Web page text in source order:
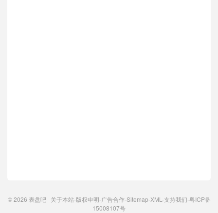
© 2026 表盘吧 关于本站-版权申明-广告合作-Sitemap-XML -支持我们-粤ICP备
15008107号